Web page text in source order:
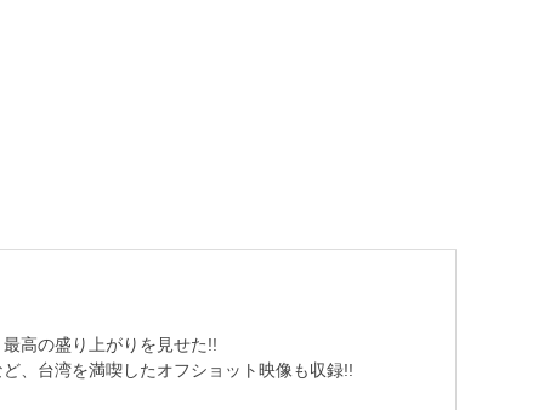
高の盛り上がりを見せた!!
、台湾を満喫したオフショット映像も収録!!